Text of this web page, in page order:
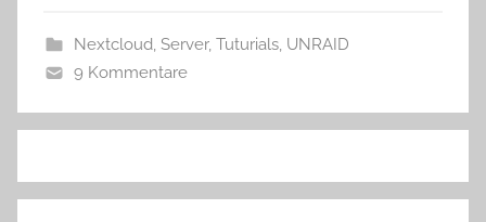
Nextcloud, Server, Tuturials, UNRAID
9 Kommentare